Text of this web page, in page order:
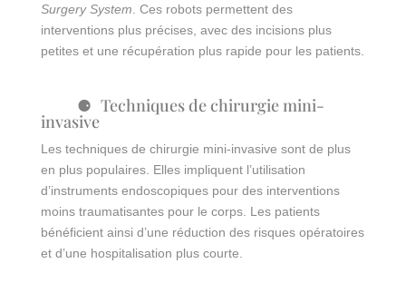
Surgery System . Ces robots permettent des
interventions plus précises, avec des incisions plus
petites et une récupération plus rapide pour les patients.
Techniques de chirurgie mini-
invasive
Les techniques de chirurgie mini-invasive sont de plus
en plus populaires. Elles impliquent l’utilisation
d’instruments endoscopiques pour des interventions
moins traumatisantes pour le corps. Les patients
bénéficient ainsi d’une réduction des risques opératoires
et d’une hospitalisation plus courte.